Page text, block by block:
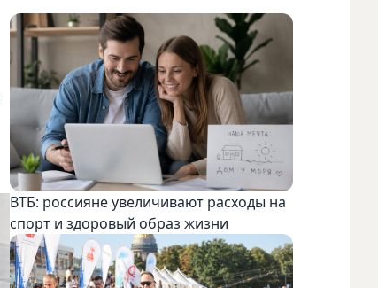
ВТБ: россияне увеличивают расходы на
спорт и здоровый образ жизни